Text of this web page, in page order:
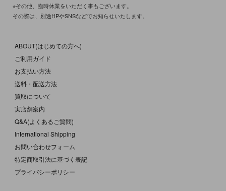
※その他、臨時休業をいただく事もございます。
その際は、別途HPやSNSなどでお知らせいたします。
ABOUT(はじめての方へ)
ご利用ガイド
お支払い方法
送料・配送方法
買取について
実店舗案内
Q&A(よくあるご質問)
International Shipping
お問い合わせフォーム
特定商取引法に基づく表記
プライバシーポリシー